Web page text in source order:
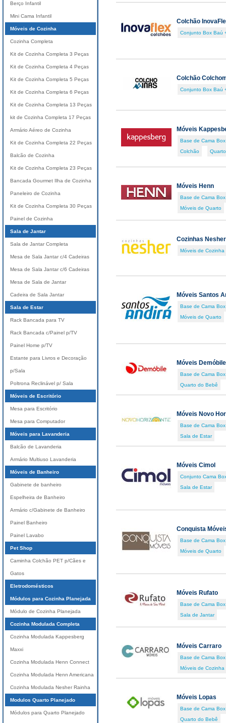
Colchão
Conjunto Box Baú
Colchão
Conjunto Box Baú
Móveis
Base de Cama Box
Colchão
Móveis Henn
Base de Cama Box
Móveis de Quarto
Cozinhas Nesher
Móveis de Cozinha
Móveis Santos
Base de Cama Box
Móveis de Quarto
Móveis Demóbile
Base de Cama Box
Quarto do Bebê
Móveis Novo
Base de Cama Box
Sala de Estar
Móveis Cimol
Conjunto Cama
Sala de Estar
Conquista
Base de Cama Box
Móveis de Quarto
Móveis Rufato
Base de Cama Box
Sala de Jantar
Móveis Carraro
Base de Cama Box
Móveis de Cozinha
Móveis Lopas
Base de Cama Box
Quarto do Bebê
Berço Infantil
Mini Cama Infantil
Móveis de Cozinha
Cozinha Completa
Kit de Cozinha Completa 3 Peças
Kit de Cozinha Completa 4 Peças
Kit de Cozinha Completa 5 Peças
Kit de Cozinha Completa 6 Peças
Kit de Cozinha Completa 13 Peças
kit de Cozinha Completa 17 Peças
Armário Aéreo de Cozinha
Kit de Cozinha Completa 22 Peças
Balcão de Cozinha
Kit de Cozinha Completa 23 Peças
Bancada Gourmet Ilha de Cozinha
Paneleiro de Cozinha
Kit de Cozinha Completa 30 Peças
Painel de Cozinha
Sala de Jantar
Sala de Jantar Completa
Mesa de Sala Jantar c/4 Cadeiras
Mesa de Sala Jantar c/6 Cadeiras
Mesa de Sala de Jantar
Cadeira de Sala Jantar
Sala de Estar
Rack Bancada para TV
Rack Bancada c/Painel p/TV
Painel Home p/TV
Estante para Livros e Decoração
p/Sala
Poltrona Reclinável p/ Sala
Móveis de Escritório
Mesa para Escritório
Mesa para Computador
Móveis para Lavanderia
Balcão de Lavanderia
Armário Multiuso Lavanderia
Móveis de Banheiro
Gabinete de banheiro
Espelheira de Banheiro
Armário c/Gabinete de Banheiro
Painel Banheiro
Painel Lavabo
Pet Shop
Caminha Colchão PET p/Cães e
Gatos
Eletrodomésticos
Módulos para Cozinha Planejada
Módulo de Cozinha Planejada
Cozinha Modulada Completa
Cozinha Modulada Kappesberg
Maxxi
Cozinha Modulada Henn Connect
Cozinha Modulada Henn Americana
Cozinha Modulada Nesher Rainha
Modulos Quarto Planejado
Módulos para Quarto Planejado